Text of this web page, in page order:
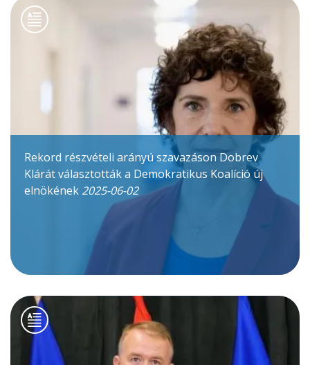
Rekord részvételi arányú szavazáson Dobrev
Klárát választották a Demokratikus Koalíció új
elnökének 2025-06-02